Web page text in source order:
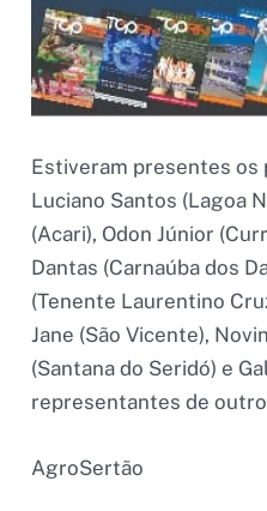
Estiveram presentes os
Luciano Santos (Lagoa
(Acari), Odon Júnior
Dantas (Carnaúba dos
(Tenente Laurentino
Jane (São Vicente),
(Santana do Seridó) e
representantes de
AgroSertão